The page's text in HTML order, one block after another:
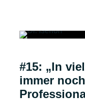
#15: „In
immer